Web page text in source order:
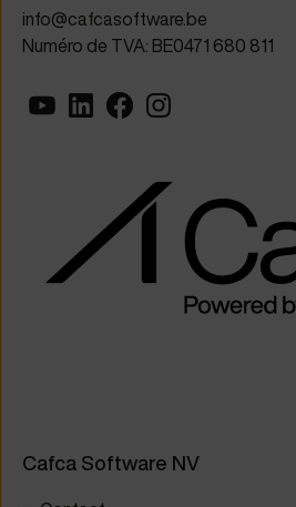
info@cafcasoftware.be
Numéro de TVA: BE0471 680 811
Cafca Software NV